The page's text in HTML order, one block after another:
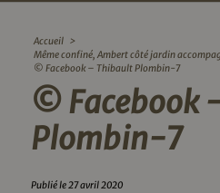
Accueil >
Même confiné, Ambert côté jardin
© Facebook – Thibault Plombin-7
© Facebook
Plombin-7
Publié le 27 avril 2020